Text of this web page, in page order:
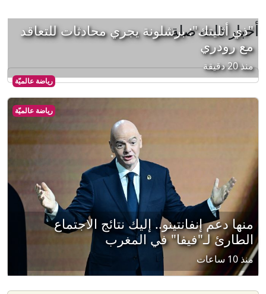
أخبار ذات صلة
رياضة عالميّة
"ذي أثليتك": برشلونة يجري محادثات للتعاقد
مع رودري
منذ 20 دقيقة
رياضة عالميّة
منها دعم إنفانتينو.. إليك نتائج الاجتماع
الطارئ لـ"فيفا" في المغرب
منذ 10 ساعات